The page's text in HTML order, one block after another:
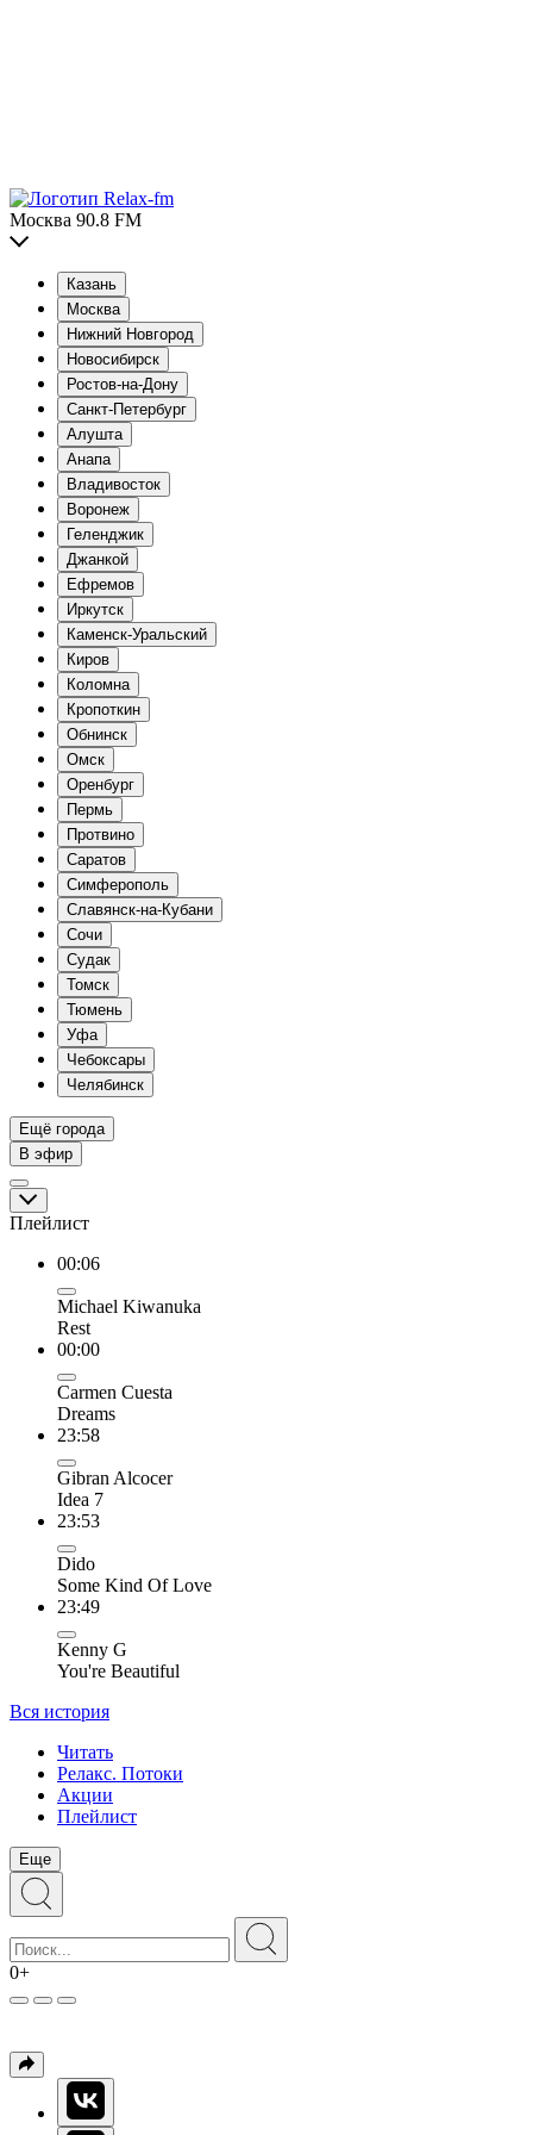
Москва 90.8 FM
Казань
Москва
Нижний Новгород
Новосибирск
Ростов-на-Дону
Санкт-Петербург
Алушта
Анапа
Владивосток
Воронеж
Геленджик
Джанкой
Ефремов
Иркутск
Каменск-Уральский
Киров
Коломна
Кропоткин
Обнинск
Омск
Оренбург
Пермь
Протвино
Саратов
Симферополь
Славянск-на-Кубани
Сочи
Судак
Томск
Тюмень
Уфа
Чебоксары
Челябинск
Ещё города
В эфир
Плейлист
00:06
Michael Kiwanuka
Rest
00:00
Carmen Cuesta
Dreams
23:58
Gibran Alcocer
Idea 7
23:53
Dido
Some Kind Of Love
23:49
Kenny G
You're Beautiful
Вся история
Читать
Релакс. Потоки
Акции
Плейлист
Еще
0+